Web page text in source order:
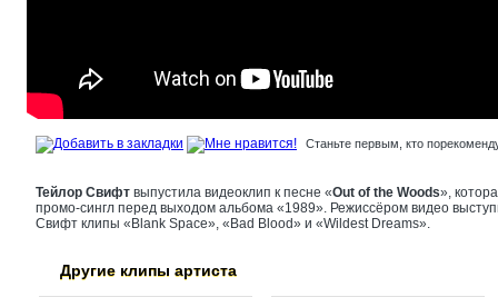
Станьте первым, кто
Тейлор Свифт выпустила видеоклип к песне «Out of the Woods»,
промо-сингл перед выходом альбома «1989». Режиссёром видео
Свифт клипы «Blank Space», «Bad Blood» и «Wildest Dreams».
Другие клипы артиста